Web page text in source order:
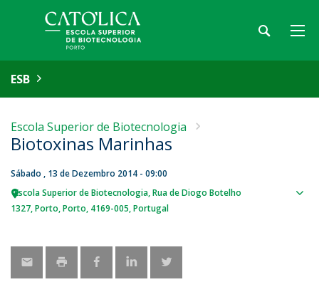
ESB
Escola Superior de Biotecnologia
Biotoxinas Marinhas
Sábado , 13 de Dezembro 2014 - 09:00
Escola Superior de Biotecnologia Rua de Diogo Botelho
1327 Porto Porto 4169-005 Portugal